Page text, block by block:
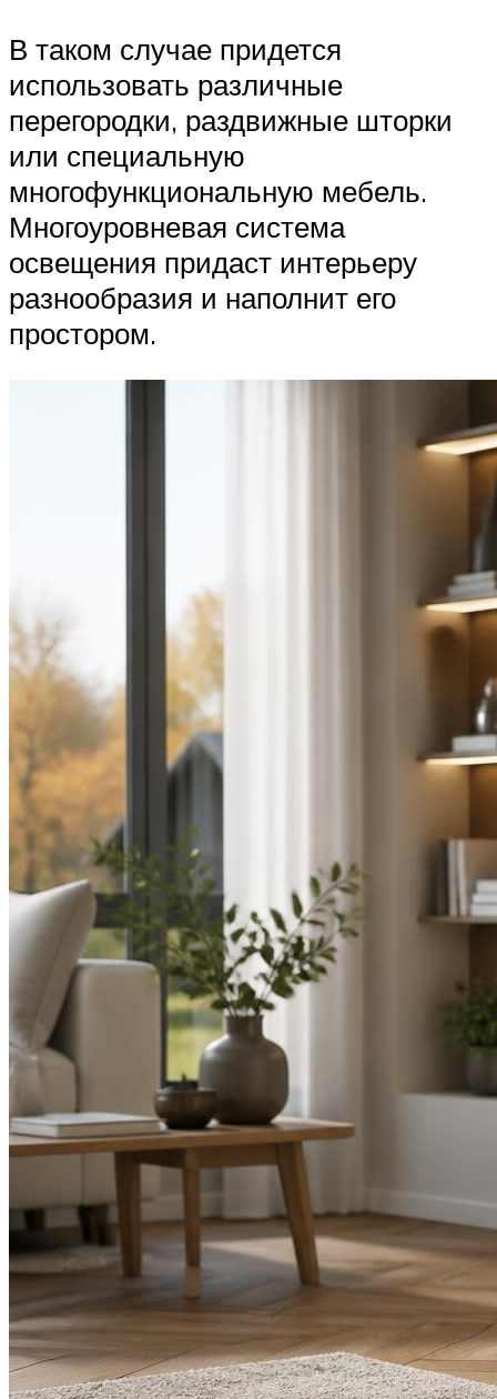
В таком случае придется
использовать различные
перегородки, раздвижные шторки
или специальную
многофункциональную мебель.
Многоуровневая система
освещения придаст интерьеру
разнообразия и наполнит его
простором.